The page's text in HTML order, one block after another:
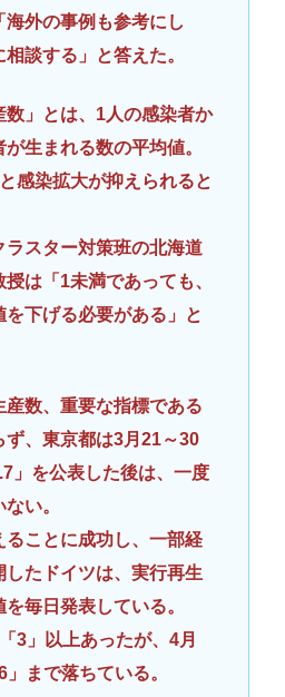
海外の事例も参考にし
談する」と答えた。
数」とは、1人の感染者か
生まれる数の平均値。
感染拡大が抑えられると
ラスター対策班の北海道
は「1未満であっても、
を下げる必要がある」と
産数、重要な指標である
ず、東京都は3月21～30
」を公表した後は、一度
い。
ることに成功し、一部経
したドイツは、実行再生
毎日発表している。
3」以上あったが、4月
まで落ちている。